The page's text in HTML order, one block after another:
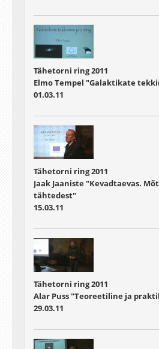
Tähetorni ring 2011
Elmo Tempel "Galaktikate
01.03.11
Tähetorni ring 2011
Jaak Jaaniste "Kevadtaevas.
tähtedest"
15.03.11
Tähetorni ring 2011
Alar Puss "Teoreetiline ja
29.03.11